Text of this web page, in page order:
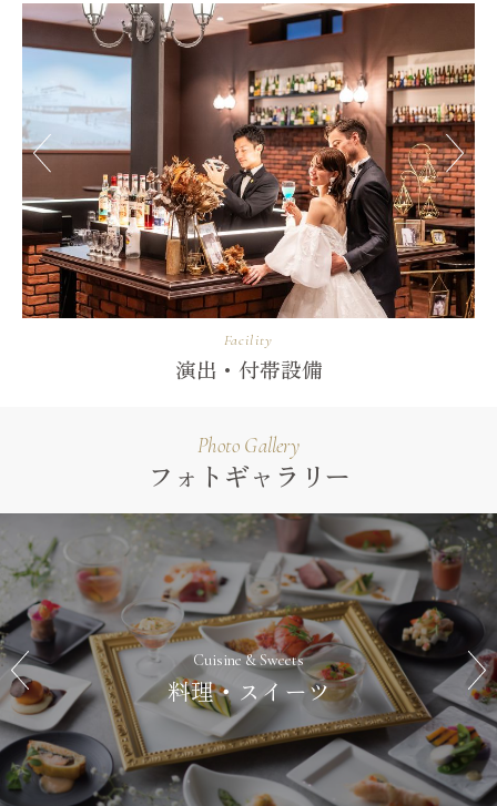
Facility
演出・付帯設備
Photo Gallery
フォトギャラリー
Cuisine & Sweets
料理・スイーツ